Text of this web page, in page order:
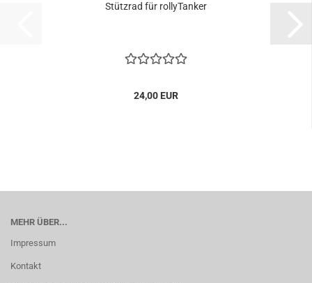
Stützrad für rollyTanker
24,00 EUR
MEHR ÜBER...
Impressum
Kontakt